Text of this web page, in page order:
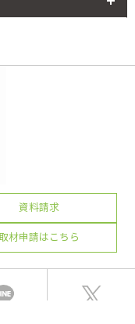
資料請求
材申請はこちら